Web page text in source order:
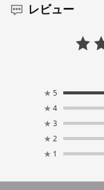
レビュー
★ 5
★ 4
★ 3
★ 2
★ 1